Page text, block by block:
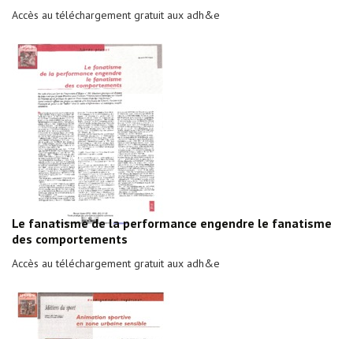
Accès au téléchargement gratuit aux adh&e
Le fanatisme de la performance engendre le fanatisme
des comportements
Accès au téléchargement gratuit aux adh&e